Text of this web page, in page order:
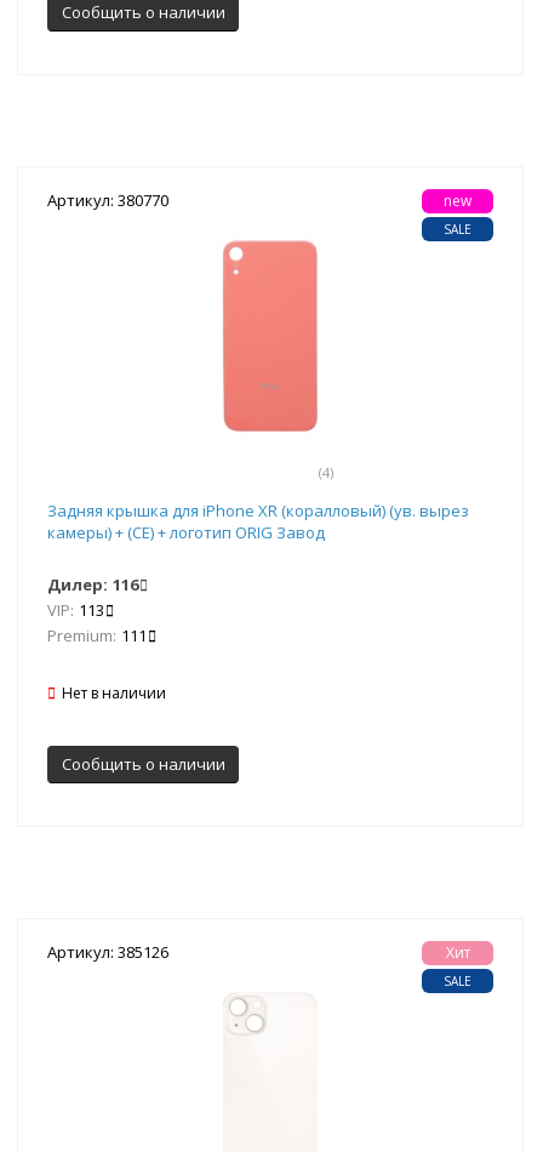
Сообщить о наличии
Артикул: 380770
(4)
new
SALE
Задняя крышка для iPhone XR (коралловый) (ув. вырез
камеры) + (СЕ) + логотип ORIG Завод
Дилер: 116
VIP: 113
Premium: 111
Нет в наличии
Сообщить о наличии
Артикул: 385126 Хит
SALE